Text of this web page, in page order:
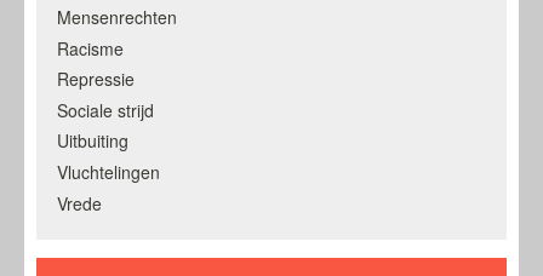
Mensenrechten
Racisme
Repressie
Sociale strijd
Uitbuiting
Vluchtelingen
Vrede